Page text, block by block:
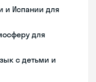
и Испании для
для
с детьми и